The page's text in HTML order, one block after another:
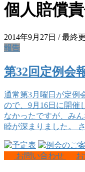
個人賠償
2014年9月27日 / 最終
報告
第32回定例会
通常第3月曜日が定例
ので、9月16日に開催
なかったですが、み
睦が深まりました。
お問い合わせ